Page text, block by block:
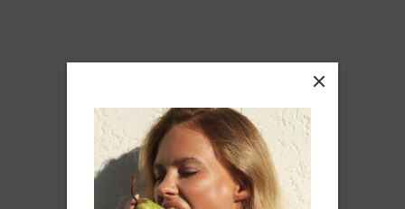
Покупателям
Доставка